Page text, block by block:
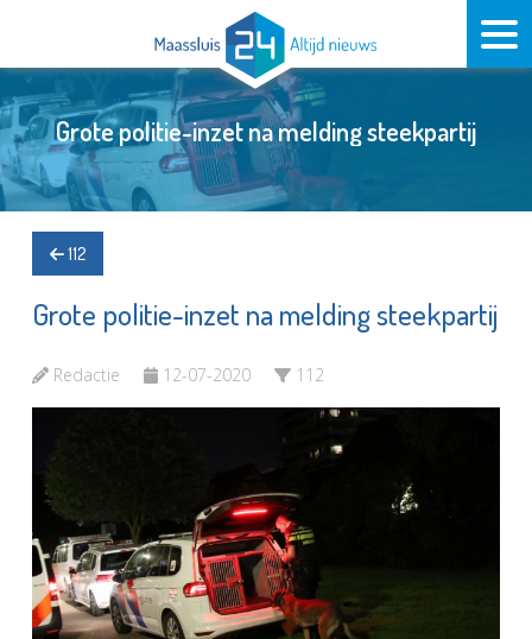
Grote politie-inzet na melding steekpartij
112
Grote politie-inzet na melding steekpartij
Redactie 12-07-2020 112